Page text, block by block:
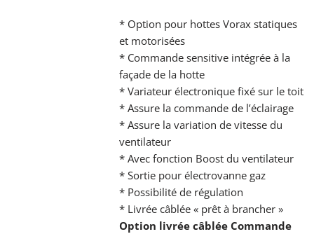
* Option pour hottes Vorax statiques
et motorisées
* Commande sensitive intégrée à la
façade de la hotte
* Variateur électronique fixé sur le toit
* Assure la commande de l’éclairage
* Assure la variation de vitesse du
ventilateur
* Avec fonction Boost du ventilateur
* Sortie pour électrovanne gaz
* Possibilité de régulation
* Livrée câblée « prêt à brancher »
Option livrée câblée Commande